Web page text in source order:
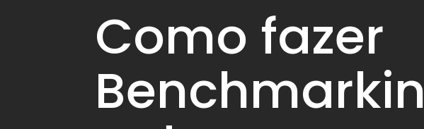
Como fazer
Benchmarkin